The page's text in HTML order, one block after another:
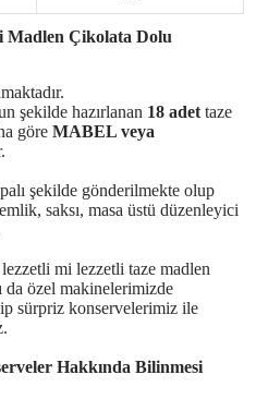
Madlen Çikolata Dolu
şekilde hazırlanan 18 adet taze
göre MABEL veya
şekilde gönderilmekte olup
saksı, masa üstü düzenleyici
mi lezzetli taze madlen
da özel makinelerimizde
sürpriz konservelerimiz ile
Hakkında Bilinmesi